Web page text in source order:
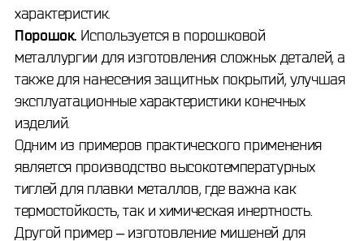
характеристик.
Порошок. Используется в порошковой
металлургии для изготовления сложных деталей, а
также для нанесения защитных покрытий, улучшая
эксплуатационные характеристики конечных
изделий.
Одним из примеров практического применения
является производство высокотемпературных
тиглей для плавки металлов, где важна как
термостойкость, так и химическая инертность.
Другой пример – изготовление мишеней для